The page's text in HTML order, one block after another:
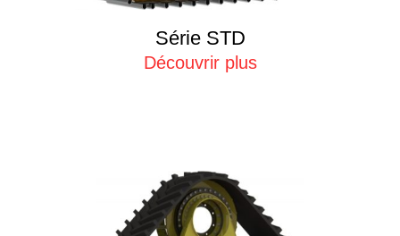
Série STD
Découvrir plus